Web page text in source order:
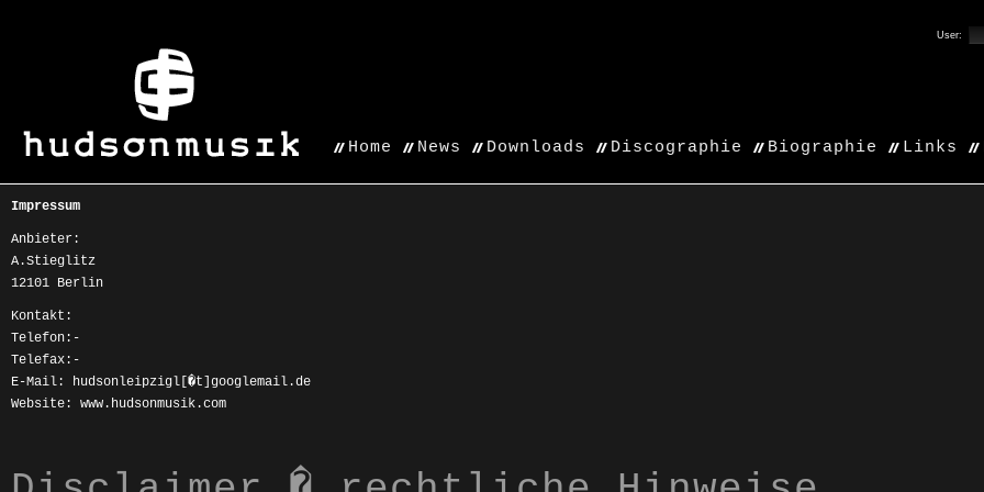
User:
Home News Downloads Discographie Biographie Links
Impressum
Anbieter:
A.Stieglitz
12101 Berlin
Kontakt:
Telefon:-
Telefax:-
E-Mail: hudsonleipzigl[�t]googlemail.de
Website: www.hudsonmusik.com